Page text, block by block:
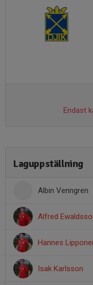
Endast
Laguppställning
Albin Venngren
Alfred
Hannes
Isak Karlsson